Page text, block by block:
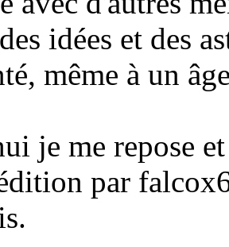
idées et des
même à un
je me repose
par